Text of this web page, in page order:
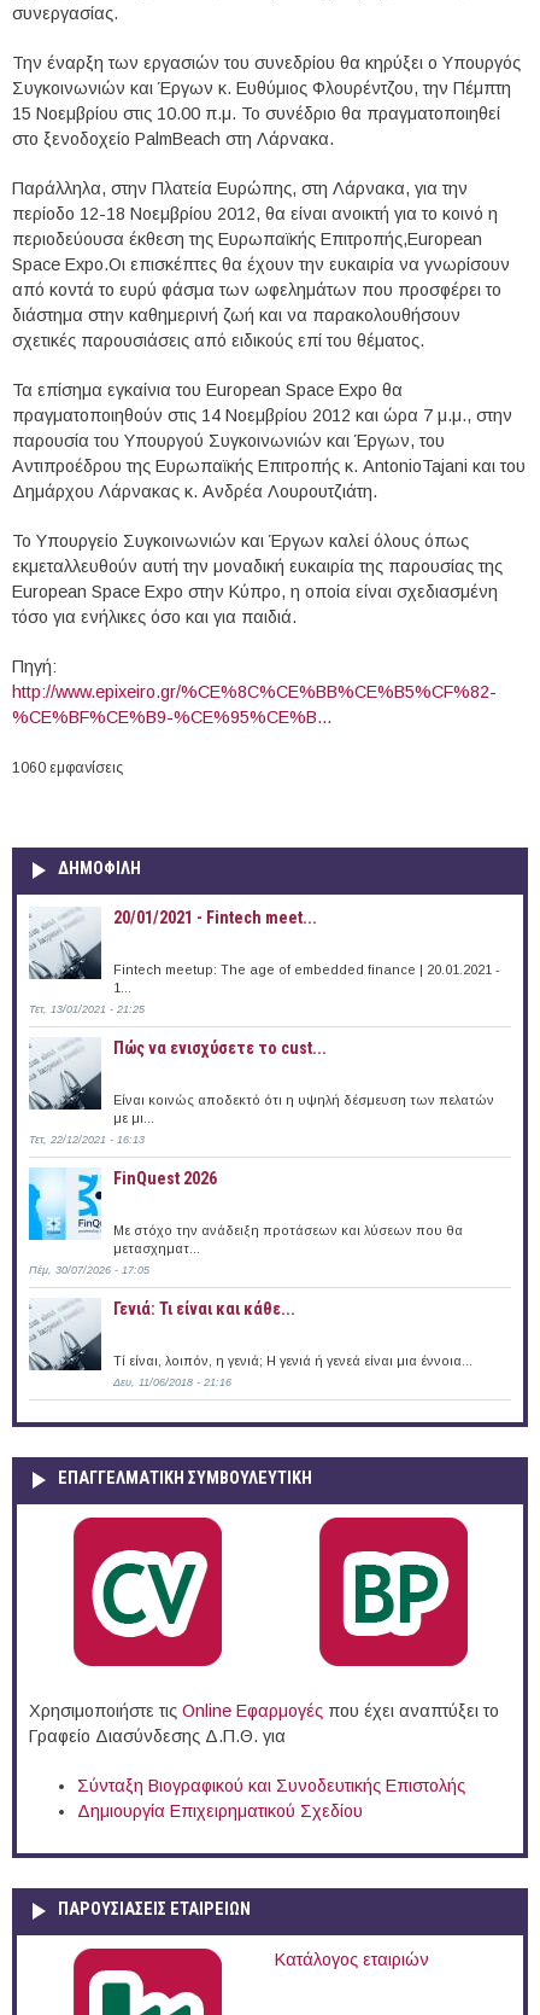
συνεργασίας.
Την έναρξη των εργασιών του συνεδρίου θα κηρύξει ο Υπουργός
Συγκοινωνιών και Έργων κ. Ευθύμιος Φλουρέντζου, την Πέμπτη
15 Νοεμβρίου στις 10.00 π.μ. Το συνέδριο θα πραγματοποιηθεί
στο ξενοδοχείο PalmBeach στη Λάρνακα.
Παράλληλα, στην Πλατεία Ευρώπης, στη Λάρνακα, για την
περίοδο 12-18 Νοεμβρίου 2012, θα είναι ανοικτή για το κοινό η
περιοδεύουσα έκθεση της Ευρωπαϊκής Επιτροπής,European
Space Expo.Οι επισκέπτες θα έχουν την ευκαιρία να γνωρίσουν
από κοντά το ευρύ φάσμα των ωφελημάτων που προσφέρει το
διάστημα στην καθημερινή ζωή και να παρακολουθήσουν
σχετικές παρουσιάσεις από ειδικούς επί του θέματος.
Τα επίσημα εγκαίνια του European Space Expo θα
πραγματοποιηθούν στις 14 Νοεμβρίου 2012 και ώρα 7 μ.μ., στην
παρουσία του Υπουργού Συγκοινωνιών και Έργων, του
Αντιπροέδρου της Ευρωπαϊκής Επιτροπής κ. AntonioTajani και του
Δημάρχου Λάρνακας κ. Ανδρέα Λουρουτζιάτη.
Το Υπουργείο Συγκοινωνιών και Έργων καλεί όλους όπως
εκμεταλλευθούν αυτή την μοναδική ευκαιρία της παρουσίας της
European Space Expo στην Κύπρο, η οποία είναι σχεδιασμένη
τόσο για ενήλικες όσο και για παιδιά.
Πηγή:
http://www.epixeiro.gr/%CE%8C%CE%BB%CE%B5%CF%82-
%CE%BF%CE%B9-%CE%95%CE%B...
1060 εμφανίσεις
ΔΗΜΟΦΙΛΗ
20/01/2021 - Fintech meet...
Fintech meetup: The age of embedded finance | 20.01.2021 -
1...
Τετ, 13/01/2021 - 21:25
Πώς να ενισχύσετε το cust...
Είναι κοινώς αποδεκτό ότι η υψηλή δέσμευση των πελατών
με μι...
Τετ, 22/12/2021 - 16:13
FinQuest 2026
Με στόχο την ανάδειξη προτάσεων και λύσεων που θα
μετασχηματ...
Πέμ, 30/07/2026 - 17:05
Γενιά: Τι είναι και κάθε...
Τί είναι, λοιπόν, η γενιά; Η γενιά ή γενεά είναι μια έννοια...
Δευ, 11/06/2018 - 21:16
ΕΠΑΓΓΕΛΜΑΤΙΚΉ ΣΥΜΒΟΥΛΕΥΤΙΚΉ
Χρησιμοποιήστε τις Online Eφαρμογές που έχει αναπτύξει το
Γραφείο Διασύνδεσης Δ.Π.Θ. για
Σύνταξη Βιογραφικού και Συνοδευτικής Επιστολής
Δημιουργία Επιχειρηματικού Σχεδίου
ΠΑΡΟΥΣΙΆΣΕΙΣ ΕΤΑΙΡΕΙΏΝ
Κατάλογος εταιριών